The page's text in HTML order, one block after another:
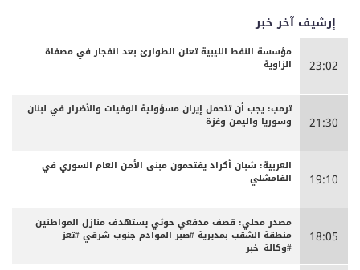
إرشيف آخر خبر
23:02
مؤسسة النفط الليبية تعلن الطوارئ بعد انفجار في مصفاة
الزاوية
21:30
ترمب: يجب أن تتحمل إيران مسؤولية الوفيات والأضرار في لبنان
وسوريا واليمن وغزة
19:10
العربية: شبان أكراد يقتحمون مبنى الأمن العام السوري في
القامشلي
18:05
مصدر محلي: قصف مدفعي حوثي يستهدف منازل المواطنين
منطقة الشقب بمديرية #صبر الموادم جنوب شرقي #تعز
#وكالة_خبر